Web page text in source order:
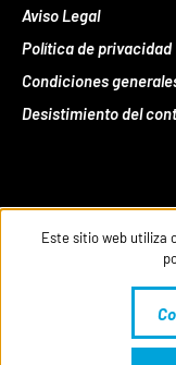
Aviso Legal
Política de privacidad
Condiciones
Desistimiento del
Este sitio web utiliza